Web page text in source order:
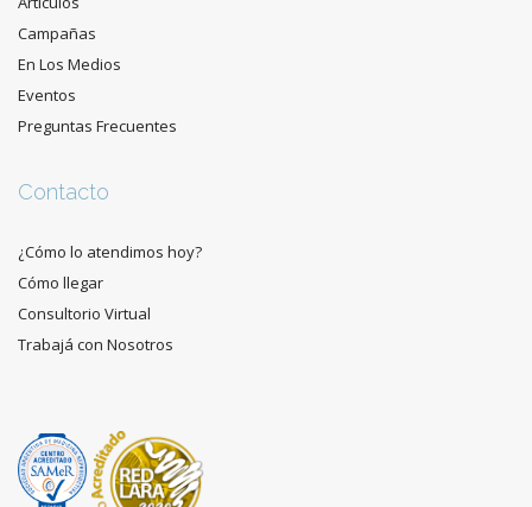
Campañas
En Los Medios
Eventos
Preguntas Frecuentes
Contacto
¿Cómo lo atendimos hoy?
Cómo llegar
Consultorio Virtual
Trabajá con Nosotros